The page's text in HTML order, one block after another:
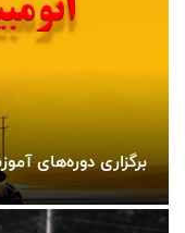
برگزاری دوره‌های